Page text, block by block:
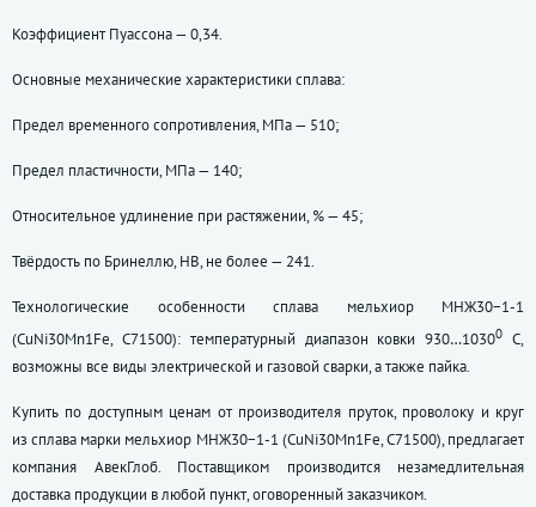
Коэффициент Пуассона — 0,34.
Основные механические характеристики сплава:
Предел временного сопротивления, МПа — 510;
Предел пластичности, МПа — 140;
Относительное удлинение при растяжении, % — 45;
Твёрдость по Бринеллю, НВ, не более — 241.
Технологические особенности сплава мельхиор МНЖ30−1-1
(CuNi30Mn1Fe, C71500): температурный диапазон ковки 930…10300 С,
возможны все виды электрической и газовой сварки, а также пайка.
Купить по доступным ценам от производителя пруток, проволоку и круг
из сплава марки мельхиор МНЖ30−1-1 (CuNi30Mn1Fe, C71500), предлагает
компания АвекГлоб. Поставщиком производится незамедлительная
доставка продукции в любой пункт, оговоренный заказчиком.